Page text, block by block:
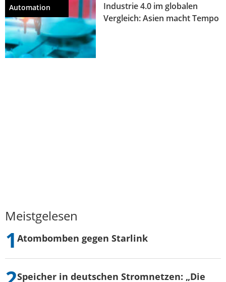
Automation
Industrie 4.0 im globalen
Vergleich: Asien macht Tempo
Meistgelesen
Atombomben gegen Starlink
Speicher in deutschen Stromnetzen: „Die